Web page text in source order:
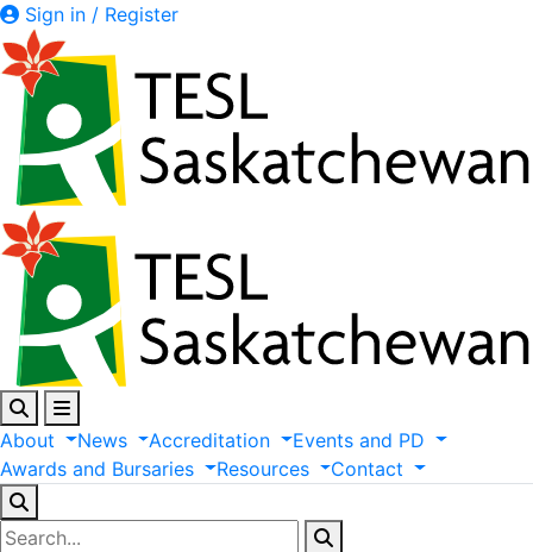
Sign in / Register
About News Accreditation Events and PD
Awards and Bursaries Resources Contact